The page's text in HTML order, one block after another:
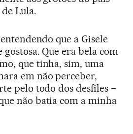
Lula.
que a Gisele
Que era bela com
que tinha, sim, uma
em não perceber,
pelo todo dos desfiles –
não batia com a minha